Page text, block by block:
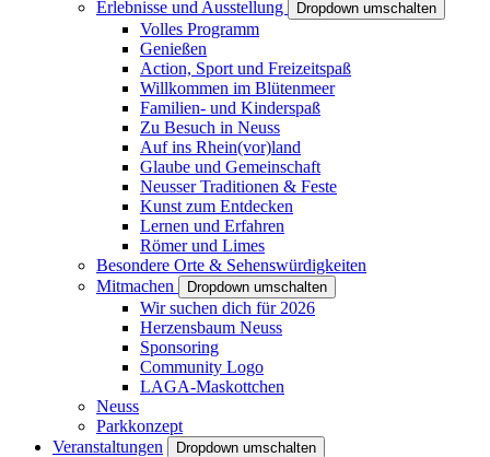
Erlebnisse und Ausstellung
Dropdown umschalten
Volles Programm
Genießen
Action, Sport und Freizeitspaß
Willkommen im Blütenmeer
Familien- und Kinderspaß
Zu Besuch in Neuss
Auf ins Rhein(vor)land
Glaube und Gemeinschaft
Neusser Traditionen & Feste
Kunst zum Entdecken
Lernen und Erfahren
Römer und Limes
Besondere Orte & Sehenswürdigkeiten
Mitmachen
Dropdown umschalten
Wir suchen dich für 2026
Herzensbaum Neuss
Sponsoring
Community Logo
LAGA-Maskottchen
Neuss
Parkkonzept
Veranstaltungen
Dropdown umschalten